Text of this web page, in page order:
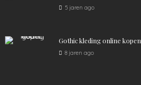
MANNEN5 jaren ago
Gothic kleding online kopen
8 jaren ago